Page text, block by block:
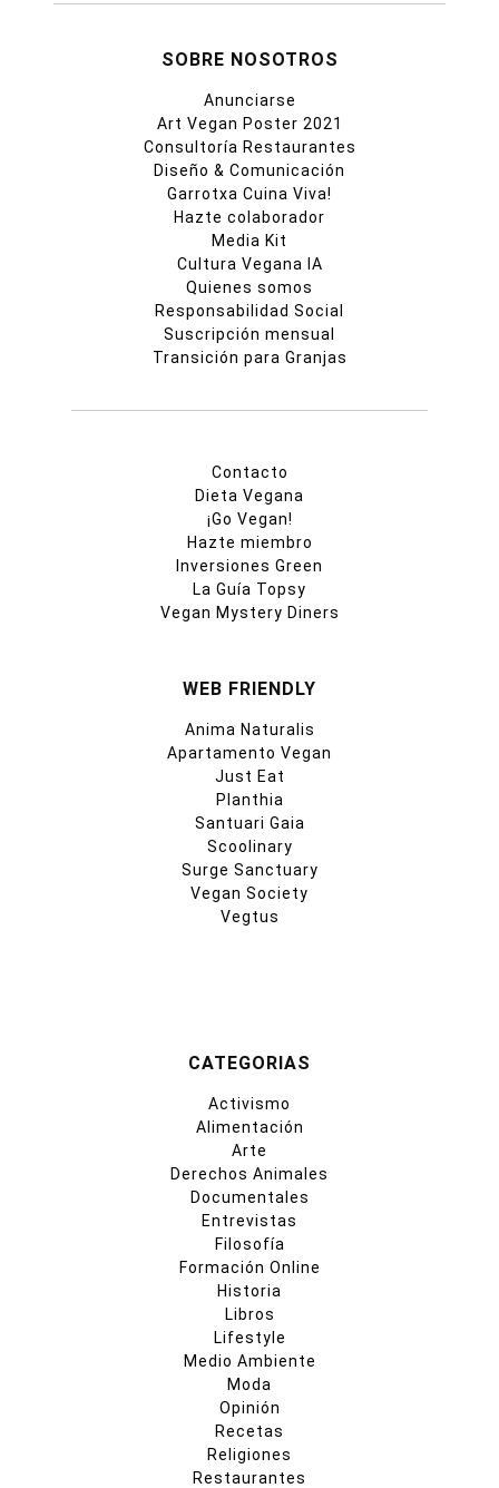
SOBRE NOSOTROS
Anunciarse
Art Vegan Poster 2021
Consultoría Restaurantes
Diseño & Comunicación
Garrotxa Cuina Viva!
Hazte colaborador
Media Kit
Cultura Vegana IA
Quienes somos
Responsabilidad Social
Suscripción mensual
Transición para Granjas
Contacto
Dieta Vegana
¡Go Vegan!
Hazte miembro
Inversiones Green
La Guía Topsy
Vegan Mystery Diners
WEB FRIENDLY
Anima Naturalis
Apartamento Vegan
Just Eat
Planthia
Santuari Gaia
Scoolinary
Surge Sanctuary
Vegan Society
Vegtus
CATEGORIAS
Activismo
Alimentación
Arte
Derechos Animales
Documentales
Entrevistas
Filosofía
Formación Online
Historia
Libros
Lifestyle
Medio Ambiente
Moda
Opinión
Recetas
Religiones
Restaurantes